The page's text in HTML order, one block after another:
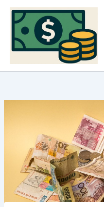
Zum
springen